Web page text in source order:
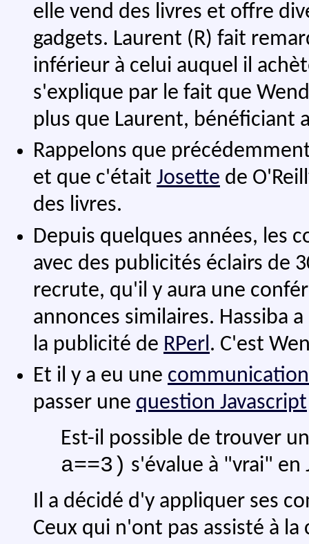
elle vend des livres et offre
gadgets. Laurent (R) fait
inférieur à celui auquel il
s'explique par le fait que
plus que Laurent, bénéficiant
Rappelons que
et que c'était Josette de
des livres.
Depuis quelques années, les
avec des publicités éclairs de
recrute, qu'il y aura une
annonces similaires. Hassiba
la publicité de RPerl. C'est
Et il y a eu une
passer une question Javascript
Est-il possible de trouver
a==3) s'évalue à "vrai" en
Il a décidé d'y appliquer ses
Ceux qui n'ont pas assisté à